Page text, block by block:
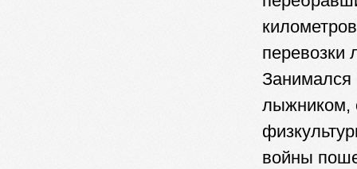
перевозки
лыжником,
войны